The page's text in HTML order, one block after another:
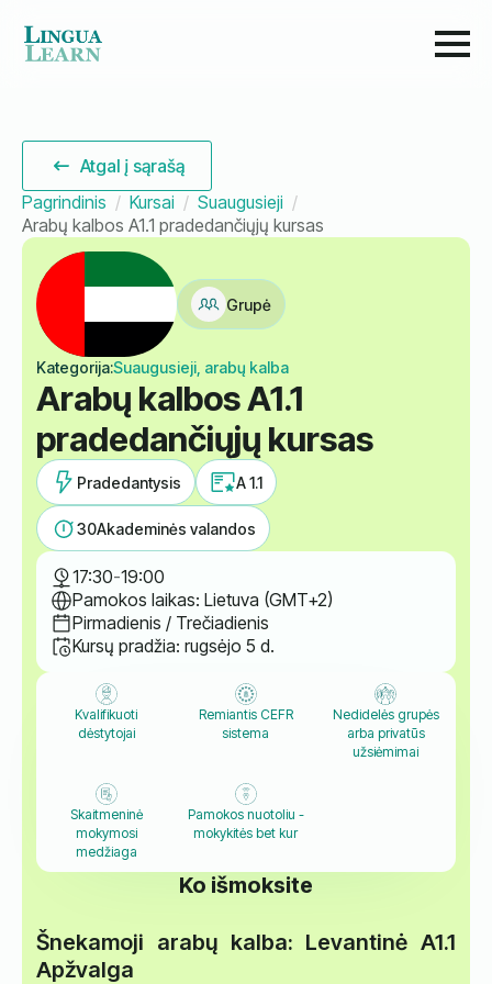
Atgal į sąrašą
Pagrindinis
Kursai
Suaugusieji
Arabų kalbos A1.1 pradedančiųjų kursas
Grupė
Kategorija:Suaugusieji, arabų kalba
Arabų kalbos A1.1
pradedančiųjų kursas
Pradedantysis A 1.1
30Akademinės valandos
17:30-19:00
Pamokos laikas: Lietuva (GMT+2)
Pirmadienis / Trečiadienis
Kursų pradžia: rugsėjo 5 d.
Kvalifikuoti
dėstytojai
Remiantis CEFR
sistema
Nedidelės grupės
arba privatūs
užsiėmimai
Skaitmeninė
mokymosi
medžiaga
Pamokos nuotoliu -
mokykitės bet kur
Ko išmoksite
Šnekamoji arabų kalba: Levantinė A1.1
Apžvalga